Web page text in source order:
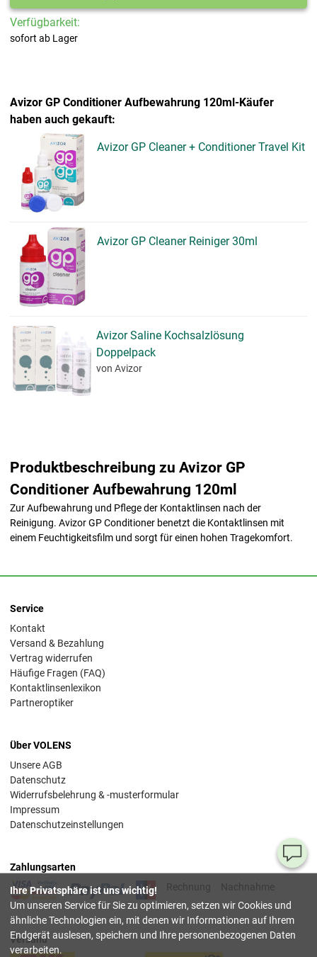
Verfügbarkeit:
sofort ab Lager
Avizor GP Conditioner Aufbewahrung 120ml-Käufer
haben auch gekauft:
Avizor GP Cleaner + Conditioner Travel Kit
Avizor GP Cleaner Reiniger 30ml
Avizor Saline Kochsalzlösung
Doppelpack
von Avizor
Produktbeschreibung zu Avizor GP
Conditioner Aufbewahrung 120ml
Zur Aufbewahrung und Pflege der Kontaktlinsen nach der
Reinigung. Avizor GP Conditioner benetzt die Kontaktlinsen mit
einem Feuchtigkeitsfilm und sorgt für einen hohen Tragekomfort.
Service
Kontakt
Versand & Bezahlung
Vertrag widerrufen
Häufige Fragen (FAQ)
Kontaktlinsenlexikon
Partneroptiker
Über VOLENS
Unsere AGB
Datenschutz
Widerrufsbelehrung & -musterformular
Impressum
Datenschutzeinstellungen
Zahlungsarten
Rechnung
Nachnahme
Versand
Ihre Privatsphäre ist uns wichtig!
Um unseren Service für Sie zu optimieren, setzen wir Cookies und
ähnliche Technologien ein, mit denen wir Informationen auf Ihrem
Endgerät auslesen, speichern und Ihre personenbezogenen Daten
verarbeiten.
Sie